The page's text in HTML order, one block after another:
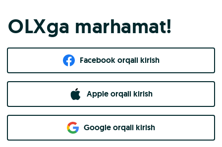
OLXga marhamat!
Facebook orqali kirish​
Apple orqali kirish
Goo​g​le orqali kirish